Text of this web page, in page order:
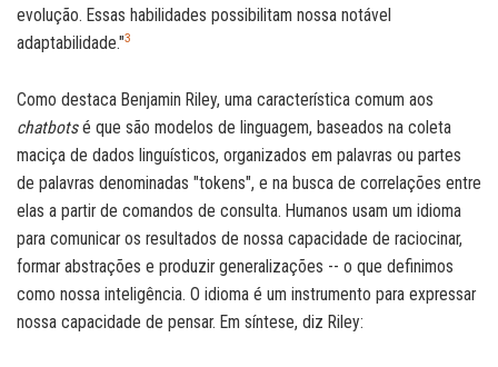
evolução. Essas habilidades possibilitam nossa notável
adaptabilidade."3
Como destaca Benjamin Riley, uma característica comum aos
chatbotsé que são modelos de linguagem, baseados na coleta
maciça de dados linguísticos, organizados em palavras ou partes
de palavras denominadas "tokens", e na busca de correlações entre
elas a partir de comandos de consulta. Humanos usam um idioma
para comunicar os resultados de nossa capacidade de raciocinar,
formar abstrações e produzir generalizações -- o que definimos
como nossa inteligência. O idioma é um instrumento para expressar
nossa capacidade de pensar. Em síntese, diz Riley: